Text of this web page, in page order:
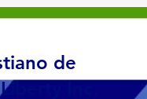
de
Inc.